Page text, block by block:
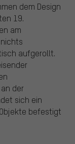
dem Design
19.
am
aufgerollt.
der
sich ein
befestigt